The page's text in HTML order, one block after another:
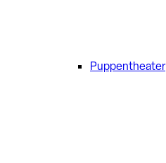
Puppentheater